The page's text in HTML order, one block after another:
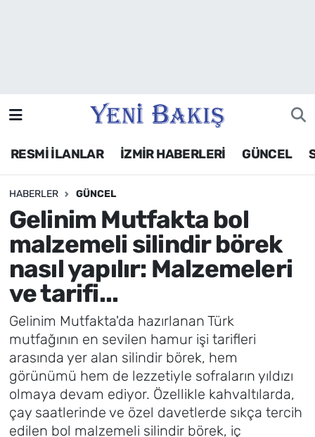
RESMİ İLANLAR İZMİR HABERLERİ GÜNCEL
HABERLER GÜNCEL
Gelinim Mutfakta bol
malzemeli silindir börek
nasıl yapılır: Malzemeleri
ve tarifi...
Gelinim Mutfakta'da hazırlanan Türk
mutfağının en sevilen hamur işi tarifleri
arasında yer alan silindir börek, hem
görünümü hem de lezzetiyle sofraların yıldızı
olmaya devam ediyor. Özellikle kahvaltılarda,
çay saatlerinde ve özel davetlerde sıkça tercih
edilen bol malzemeli silindir börek, iç
Siyaset
Asayiş / Polis-Adliye
Spor
Magazin
Foto Galeri
Künye
İletişim